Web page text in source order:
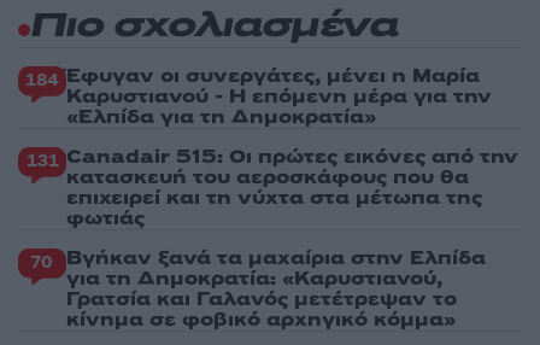
Πιο σχολιασμένα
184 Έφυγαν οι συνεργάτες, μένει η Μαρία
Καρυστιανού - Η επόμενη μέρα για την
«Ελπίδα για τη Δημοκρατία»
131 Canadair 515: Οι πρώτες εικόνες από την
κατασκευή του αεροσκάφους που θα
επιχειρεί και τη νύχτα στα μέτωπα της
φωτιάς
70 Βγήκαν ξανά τα μαχαίρια στην Ελπίδα
για τη Δημοκρατία: «Καρυστιανού,
Γρατσία και Γαλανός μετέτρεψαν το
κίνημα σε φοβικό αρχηγικό κόμμα»